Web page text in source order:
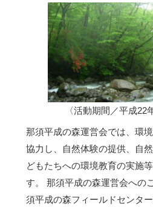
〈活動期間／平成22
那須平成の森運営会では、環
協力し、自然体験の提供、自
どもたちへの環境教育の実施
す。 那須平成の森運営会への
須平成の森フィールドセンタ